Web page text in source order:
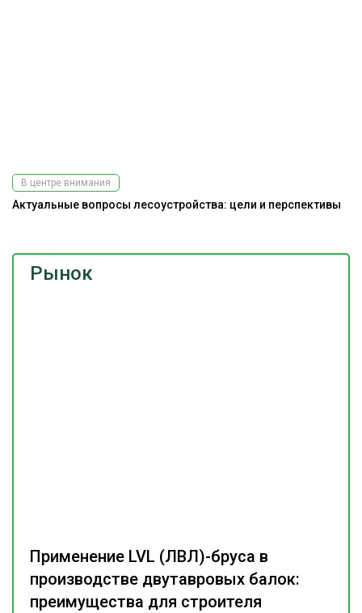
Рынок
Применение LVL (ЛВЛ)-бруса в
производстве двутавровых балок:
преимущества для строителя
В центре внимания
Актуальные вопросы лесоустройства: цели и перспективы